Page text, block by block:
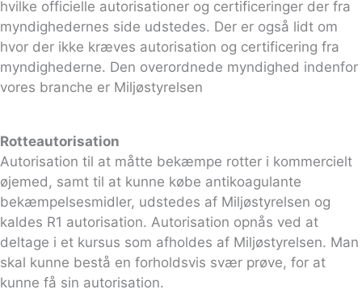
hvilke officielle autorisationer og certificeringer der fra
myndighedernes side udstedes. Der er også lidt om
hvor der ikke kræves autorisation og certificering fra
myndighederne. Den overordnede myndighed indenfor
vores branche er Miljøstyrelsen
Rotteautorisation
Autorisation til at måtte bekæmpe rotter i kommercielt
øjemed, samt til at kunne købe antikoagulante
bekæmpelsesmidler, udstedes af Miljøstyrelsen og
kaldes R1 autorisation. Autorisation opnås ved at
deltage i et kursus som afholdes af Miljøstyrelsen. Man
skal kunne bestå en forholdsvis svær prøve, for at
kunne få sin autorisation.